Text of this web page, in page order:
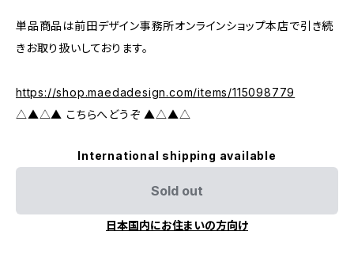
単品商品は前田デザイン事務所オンラインショップ本店で引き続
きお取り扱いしております。
https://shop.maedadesign.com/items/115098779
△▲△▲ こちらへどうぞ ▲△▲△
International shipping available
Sold out
日本国内にお住まいの方向け